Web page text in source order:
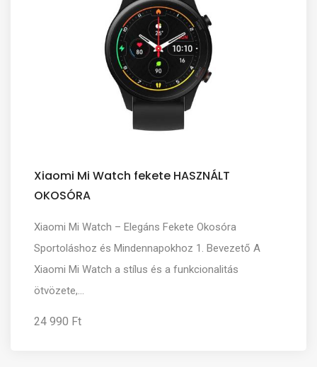
Xiaomi Mi Watch fekete HASZNÁLT
OKOSÓRA
Xiaomi Mi Watch – Elegáns Fekete Okosóra
Sportoláshoz és Mindennapokhoz 1. Bevezető A
Xiaomi Mi Watch a stílus és a funkcionalitás
ötvözete,...
24 990 Ft